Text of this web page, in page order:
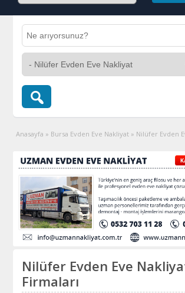
Anasayfa » Bursa Evden Eve Nakliyat » Nilüfer Evden
Nilüfer Evden Eve
Firmaları